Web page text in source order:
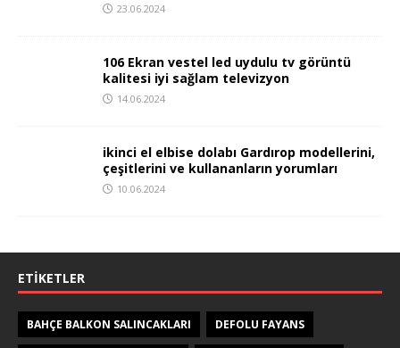
23.06.2024
106 Ekran vestel led uydulu tv görüntü
kalitesi iyi sağlam televizyon
14.06.2024
ikinci el elbise dolabı Gardırop modellerini,
çeşitlerini ve kullananların yorumları
10.06.2024
ETIKETLER
BAHÇE BALKON SALINCAKLARI DEFOLU FAYANS